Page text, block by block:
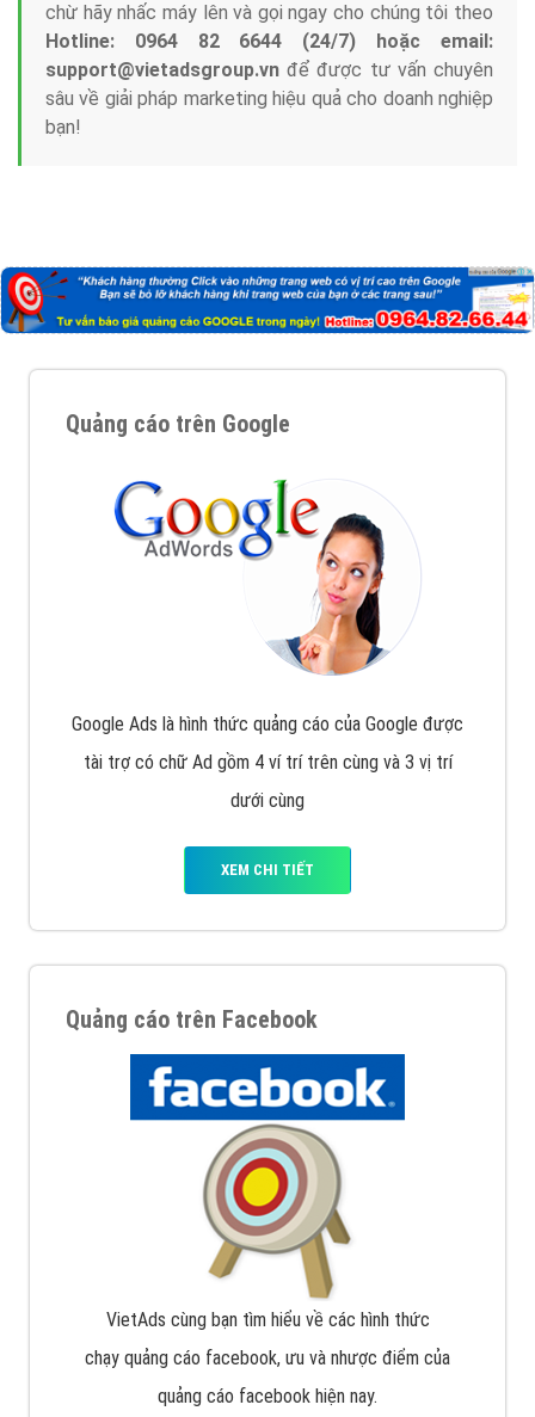
chừ hãy nhấc máy lên và gọi ngay cho chúng tôi theo
Hotline: 0964 82 6644 (24/7) hoặc email:
support@vietadsgroup.vn để được tư vấn chuyên
sâu về giải pháp marketing hiệu quả cho doanh nghiệp
bạn!
Quảng cáo trên Google
Google Ads là hình thức quảng cáo của Google được
tài trợ có chữ Ad gồm 4 ví trí trên cùng và 3 vị trí
dưới cùng
XEM CHI TIẾT
Quảng cáo trên Facebook
VietAds cùng bạn tìm hiểu về các hình thức
chạy quảng cáo facebook, ưu và nhược điểm của
quảng cáo facebook hiện nay.